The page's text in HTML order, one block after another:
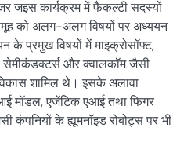
जइस कार्यक्रम में फैकल्टी सदस्यों
को अलग-अलग विषयों पर अध्ययन
के प्रमुख विषयों में माइक्रोसॉफ्ट,
सेमीकंडक्टर्स और क्वालकॉम जैसी
शामिल थे। इसके अलावा
मॉडल, एजेंटिक एआई तथा फिगर
कंपनियों के ह्यूमनॉइड रोबोट्स पर भी